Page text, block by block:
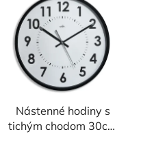
Nástenné hodiny s
tichým chodom 30cm